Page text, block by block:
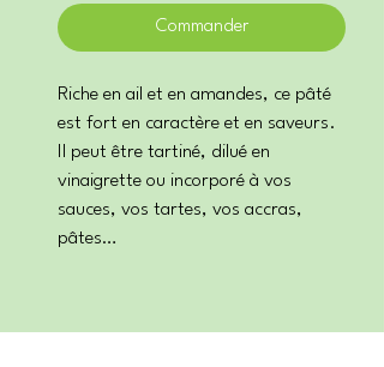
Commander
Riche en ail et en amandes, ce pâté
est fort en caractère et en saveurs.
Il peut être tartiné, dilué en
vinaigrette ou incorporé à vos
sauces, vos tartes, vos accras,
pâtes…